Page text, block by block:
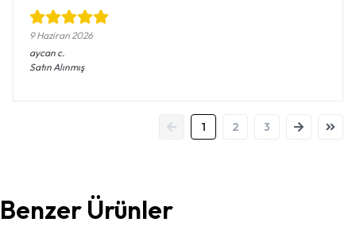
9 Haziran 2026
aycan c.
Satın Alınmış
1 2 3
Benzer Ürünler